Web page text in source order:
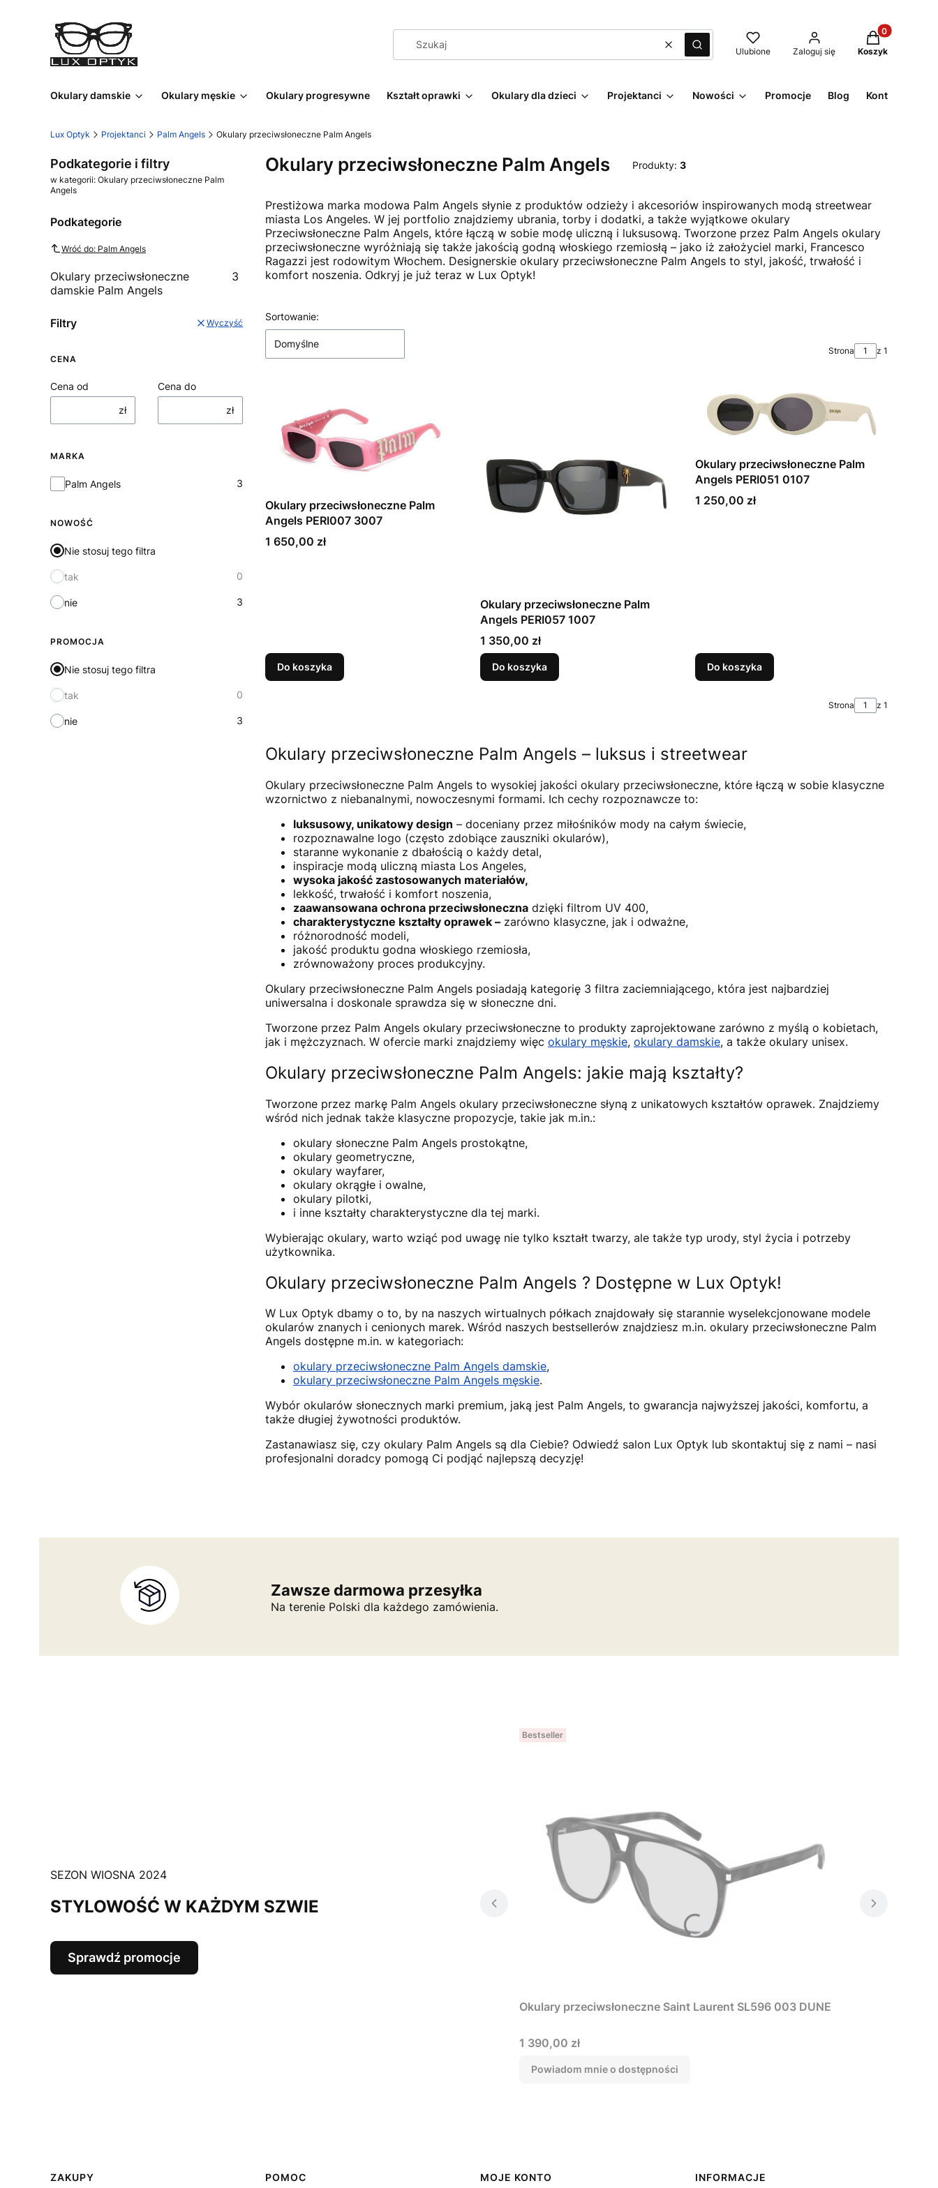
WyczyśćSzukaj Ulubione Zaloguj się
Produkty w
Koszyk
Okulary damskie Okulary męskie Okulary progresywne Kształt oprawki Okulary dla dzieci Projektanci Nowości Promocje Blog Kontakt
Lux Optyk Projektanci Palm Angels Okulary przeciwsłoneczne Palm Angels
Podkategorie i filtry
w kategorii: Okulary przeciwsłoneczne Palm
Angels
Podkategorie
Wróć do: Palm Angels
Okulary przeciwsłoneczne
damskie Palm Angels
3
Filtry Wyczyść
CENA
Cena od
zł
Cena do
zł
MARKA
MarkaPalm Angels 3
NOWOŚĆ
Nie stosuj tego filtra
tak 0
nie 3
PROMOCJA
Nie stosuj tego filtra
tak 0
nie 3
Okulary przeciwsłoneczne Palm Angels Produkty: 3
Prestiżowa marka modowa Palm Angels słynie z produktów odzieży i akcesoriów inspirowanych modą streetwear
miasta Los Angeles. W jej portfolio znajdziemy ubrania, torby i dodatki, a także wyjątkowe okulary
Przeciwsłoneczne Palm Angels, które łączą w sobie modę uliczną i luksusową. Tworzone przez Palm Angels okulary
przeciwsłoneczne wyróżniają się także jakością godną włoskiego rzemiosłą – jako iż założyciel marki, Francesco
Ragazzi jest rodowitym Włochem. Designerskie okulary przeciwsłoneczne Palm Angels to styl, jakość, trwałość i
komfort noszenia. Odkryj je już teraz w Lux Optyk!
Lista produktów
Sortowanie:
Domyślne
Strona z 1
Okulary przeciwsłoneczne Palm
Angels PERI007 3007
Cena
1 650,00 zł
Do koszyka
Okulary przeciwsłoneczne Palm
Angels PERI057 1007
Cena
1 350,00 zł
Do koszyka
Okulary przeciwsłoneczne Palm
Angels PERI051 0107
Cena
1 250,00 zł
Do koszyka
Strona z 1
Okulary przeciwsłoneczne Palm Angels – luksus i streetwear
Okulary przeciwsłoneczne Palm Angels to wysokiej jakości okulary przeciwsłoneczne, które łączą w sobie klasyczne
wzornictwo z niebanalnymi, nowoczesnymi formami. Ich cechy rozpoznawcze to:
luksusowy, unikatowy design – doceniany przez miłośników mody na całym świecie,
rozpoznawalne logo (często zdobiące zauszniki okularów),
staranne wykonanie z dbałością o każdy detal,
inspiracje modą uliczną miasta Los Angeles,
wysoka jakość zastosowanych materiałów,
lekkość, trwałość i komfort noszenia,
zaawansowana ochrona przeciwsłoneczna dzięki filtrom UV 400,
charakterystyczne kształty oprawek – zarówno klasyczne, jak i odważne,
różnorodność modeli,
jakość produktu godna włoskiego rzemiosła,
zrównoważony proces produkcyjny.
Okulary przeciwsłoneczne Palm Angels posiadają kategorię 3 filtra zaciemniającego, która jest najbardziej
uniwersalna i doskonale sprawdza się w słoneczne dni.
Tworzone przez Palm Angels okulary przeciwsłoneczne to produkty zaprojektowane zarówno z myślą o kobietach,
jak i mężczyznach. W ofercie marki znajdziemy więc okulary męskie, okulary damskie, a także okulary unisex.
Okulary przeciwsłoneczne Palm Angels: jakie mają kształty?
Tworzone przez markę Palm Angels okulary przeciwsłoneczne słyną z unikatowych kształtów oprawek. Znajdziemy
wśród nich jednak także klasyczne propozycje, takie jak m.in.:
okulary słoneczne Palm Angels prostokątne,
okulary geometryczne,
okulary wayfarer,
okulary okrągłe i owalne,
okulary pilotki,
i inne kształty charakterystyczne dla tej marki.
Wybierając okulary, warto wziąć pod uwagę nie tylko kształt twarzy, ale także typ urody, styl życia i potrzeby
użytkownika.
Okulary przeciwsłoneczne Palm Angels ? Dostępne w Lux Optyk!
W Lux Optyk dbamy o to, by na naszych wirtualnych półkach znajdowały się starannie wyselekcjonowane modele
okularów znanych i cenionych marek. Wśród naszych bestsellerów znajdziesz m.in. okulary przeciwsłoneczne Palm
Angels dostępne m.in. w kategoriach:
okulary przeciwsłoneczne Palm Angels damskie,
okulary przeciwsłoneczne Palm Angels męskie.
Wybór okularów słonecznych marki premium, jaką jest Palm Angels, to gwarancja najwyższej jakości, komfortu, a
także długiej żywotności produktów.
Zastanawiasz się, czy okulary Palm Angels są dla Ciebie? Odwiedź salon Lux Optyk lub skontaktuj się z nami – nasi
profesjonalni doradcy pomogą Ci podjąć najlepszą decyzję!
Zawsze darmowa przesyłka
Na terenie Polski dla każdego zamówienia.
SEZON WIOSNA 2024
STYLOWOŚĆ W KAŻDYM SZWIE
Sprawdź promocje
Bestseller
Okulary przeciwsłoneczne Saint Laurent SL596 003 DUNE
Cena
1 390,00 zł
Powiadom mnie o dostępności
Linki w stopce
ZAKUPY POMOC MOJE KONTO INFORMACJE